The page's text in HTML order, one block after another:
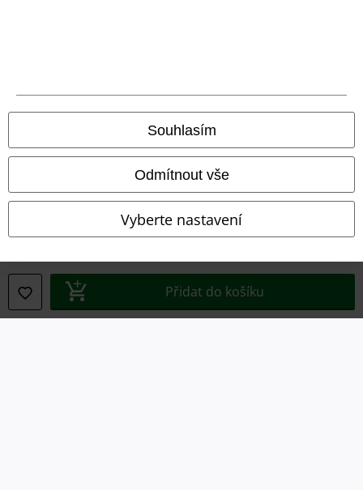
Souhlasím
Odmítnout vše
Vyberte nastavení
Přidat do košíku
Právní informace
Podmínky
Prohlášení
Ochrana osobních údajů
Likvidace odpadu a ochrana životního prostředí
Prohlášení o shodě
Informace o přístupnosti